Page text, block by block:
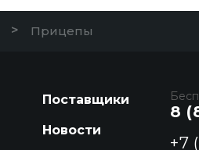
> Прицепы
Поставщики
Новости
8
+7